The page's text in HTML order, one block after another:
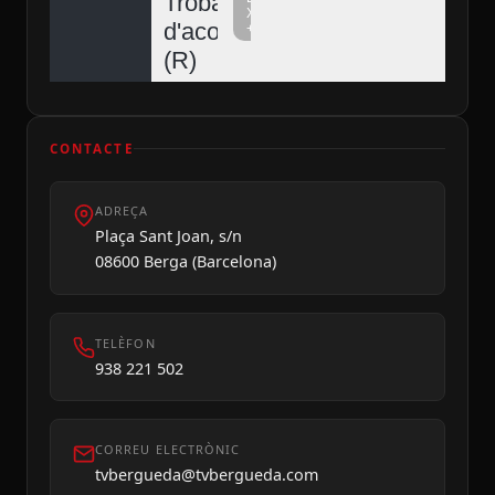
Diumenge 09
d'acordionistes
(R)
Xarxa
+
CONTACTE
ADREÇA
Plaça Sant Joan, s/n
08600 Berga (Barcelona)
TELÈFON
938 221 502
CORREU ELECTRÒNIC
tvbergueda@tvbergueda.com